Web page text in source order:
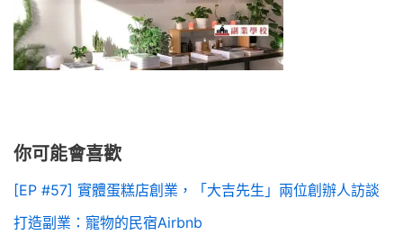
你可能會喜歡
[EP #57] 實體蛋糕店創業，「大吉先生」兩位創辦人訪談
打造副業：寵物的民宿Airbnb